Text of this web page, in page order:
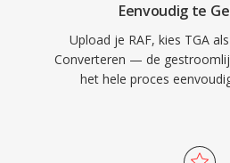
Eenvoudig te
Upload je RAF, kies TGA
Converteren — de
het hele proces